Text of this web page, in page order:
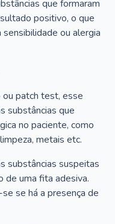
que formaram
positivo, o que
ou alergia
patch test, esse
substâncias que
no paciente, como
metais etc.
substâncias suspeitas
de uma fita adesiva.
se há a presença de